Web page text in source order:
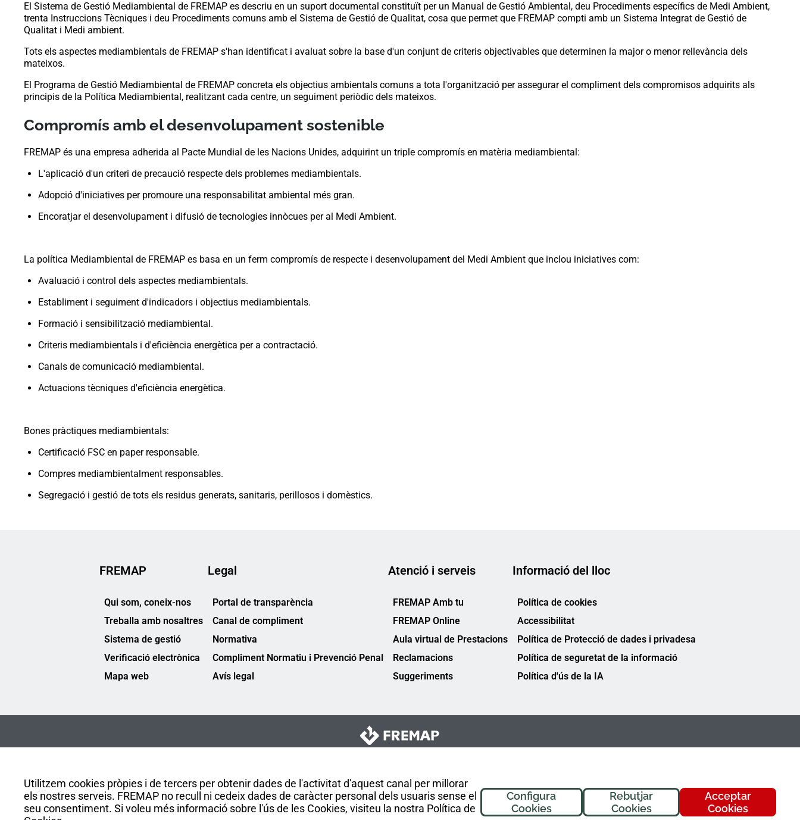
Utilitzem cookies pròpies i de tercers per obtenir dades de l'activitat d'aquest canal per millorar
els nostres serveis. FREMAP no recull ni cedeix dades de caràcter personal dels usuaris sense el
seu consentiment. Si voleu més informació sobre l'ús de les Cookies, visiteu la nostra Política de
Acceptar
Cookies
Rebutjar
Cookies
Configura
Cookies
El Sistema de Gestió Mediambiental de FREMAP es descriu en un suport documental constituït per un Manual de Gestió Ambiental, deu Procediments específics de Medi Ambient,
trenta Instruccions Tècniques i deu Procediments comuns amb el Sistema de Gestió de Qualitat, cosa que permet que FREMAP compti amb un Sistema Integrat de Gestió de
Qualitat i Medi ambient.
Tots els aspectes mediambientals de FREMAP s'han identificat i avaluat sobre la base d'un conjunt de criteris objectivables que determinen la major o menor rellevància dels
mateixos.
El Programa de Gestió Mediambiental de FREMAP concreta els objectius ambientals comuns a tota l'organització per assegurar el compliment dels compromisos adquirits als
principis de la Política Mediambiental, realitzant cada centre, un seguiment periòdic dels mateixos.
Compromís amb el desenvolupament sostenible
FREMAP és una empresa adherida al Pacte Mundial de les Nacions Unides, adquirint un triple compromís en matèria mediambiental:
L'aplicació d'un criteri de precaució respecte dels problemes mediambientals.
Adopció d'iniciatives per promoure una responsabilitat ambiental més gran.
Encoratjar el desenvolupament i difusió de tecnologies innòcues per al Medi Ambient.
La política Mediambiental de FREMAP es basa en un ferm compromís de respecte i desenvolupament del Medi Ambient que inclou iniciatives com:
Avaluació i control dels aspectes mediambientals.
Establiment i seguiment d'indicadors i objectius mediambientals.
Formació i sensibilització mediambiental.
Criteris mediambientals i d'eficiència energètica per a contractació.
Canals de comunicació mediambiental.
Actuacions tècniques d'eficiència energètica.
Bones pràctiques mediambientals:
Certificació FSC en paper responsable.
Compres mediambientalment responsables.
Segregació i gestió de tots els residus generats, sanitaris, perillosos i domèstics.
FREMAP
Qui som, coneix-nos
Treballa amb nosaltres
Sistema de gestió
Verificació electrònica
Mapa web
Legal
Portal de transparència
Canal de compliment
Normativa
Compliment Normatiu i Prevenció Penal
Avís legal
Atenció i serveis
FREMAP Amb tu
FREMAP Online
Aula virtual de Prestacions
Reclamacions
Suggeriments
Informació del lloc
Política de cookies
Accessibilitat
Política de Protecció de dades i privadesa
Política de seguretat de la informació
Política d'ús de la IA